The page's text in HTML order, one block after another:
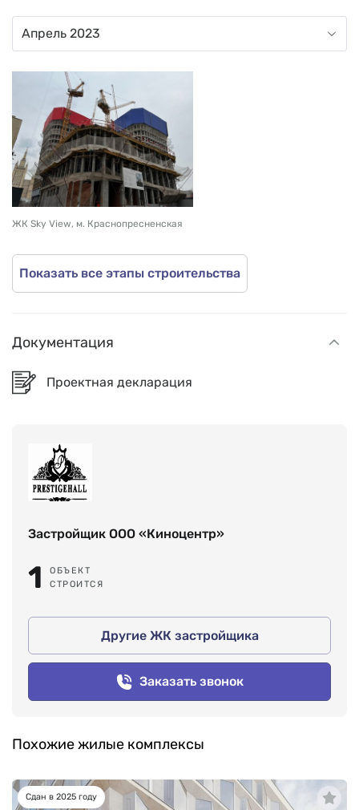
ЖК Sky View, м. Краснопресненская
Показать все этапы строительства
Документация
Проектная декларация
Застройщик ООО «Киноцентр»
1
ОБЪЕКТ
СТРОИТСЯ
Другие ЖК застройщика
Заказать звонок
Похожие жилые комплексы
Сдан в 2025 году